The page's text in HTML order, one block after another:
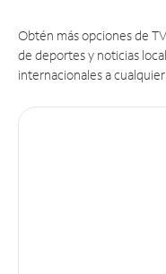
Obtén más opciones de
de deportes y noticias
internacionales a